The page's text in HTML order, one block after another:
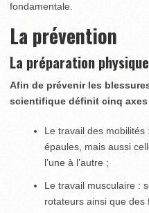
fondamentale.
La prévention
La préparation physique
Afin de prévenir les
scientifique définit cinq axes
Le travail des
épaules, mais aussi
l’une à l’autre ;
Le travail musculaire :
rotateurs ainsi que des